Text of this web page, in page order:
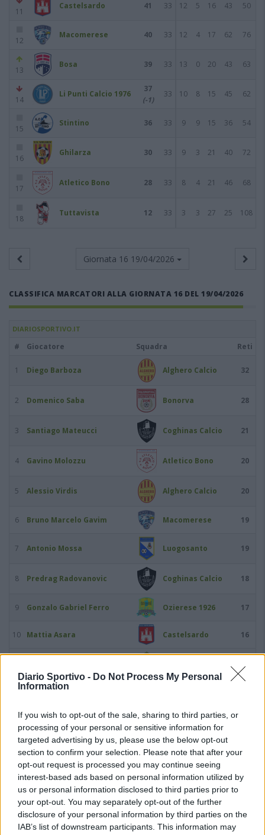
Diario Sportivo - Do Not Process My Personal
Information
If you wish to opt-out of the sale, sharing to third parties, or
processing of your personal or sensitive information for
targeted advertising by us, please use the below opt-out
section to confirm your selection. Please note that after your
opt-out request is processed you may continue seeing
interest-based ads based on personal information utilized by
us or personal information disclosed to third parties prior to
your opt-out. You may separately opt-out of the further
disclosure of your personal information by third parties on the
IAB’s list of downstream participants. This information may
11
Castelsardo 41 33 12 5 16 43 50
12
Macomerese 40 33 12 4 17 62 76
13
Bosa 39 33 13 0 20 43 63
14
Li Punti Calcio 1976
37
(-1)
33 10 8 15 45 62
15
Stintino 36 33 9 9 15 36 54
16
Ghilarza 30 33 9 3 21 40 72
17
Atletico Bono 28 33 8 4 21 46 68
18
Tuttavista 12 33 3 3 27 25 108
Giornata 16 19/04/2026
CLASSIFICA MARCATORI ALLA GIORNATA 16 DEL 19/04/2026
DIARIOSPORTIVO.IT
# Giocatore Squadra Reti
1 Diego Barboza Alghero Calcio 32
2 Domenico Saba Bonorva 28
3 Santiago Mateucci Coghinas Calcio 21
4 Gavino Molozzu Atletico Bono 20
5 Alessio Virdis Alghero Calcio 20
6 Bruno Marcelo Gavim Macomerese 19
7 Antonio Mossa Luogosanto 19
8 Predrag Radovanovic Coghinas Calcio 18
9 Gonzalo Gabriel Ferro Ozierese 1926 17
10 Mattia Asara Castelsardo 16
Arzachena
12 Juan Vera Rubio
13 Victory Igene Usinese
14 Oscar Foddai Thiesi 13
15 Samuele Pinna Bonorva 13
16 Michele Chelo Bonorva 12